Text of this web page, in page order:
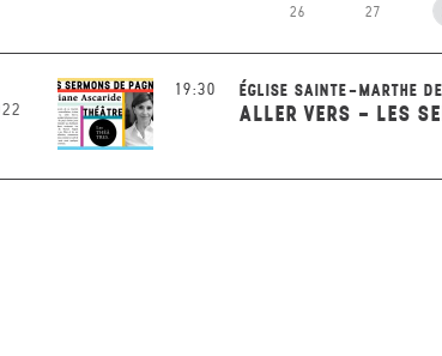
26 27
19:30 ÉGLISE SAINTE-MARTHE
ALLER VERS - LES